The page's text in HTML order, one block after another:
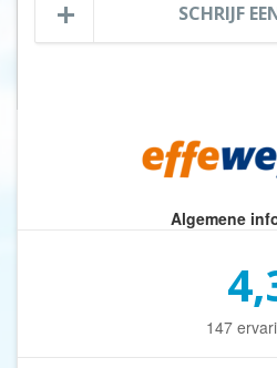
SCHRIJF
Algemene
147